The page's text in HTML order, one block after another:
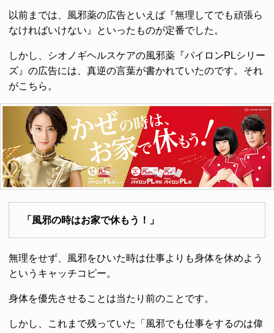
以前までは、風邪薬の広告といえば『無理してでも頑張ら
なければいけない』といったものが定番でした。
しかし、シオノギヘルスケアの風邪薬『パイロンPLシリー
ズ』の広告には、真逆の言葉が書かれていたのです。それ
がこちら。
「風邪の時はお家で休もう！」
無理をせず、風邪をひいた時は仕事よりも身体を休めよう
というキャッチコピー。
身体を優先させることは当たり前のことです。
しかし、これまで残っていた「風邪でも仕事をするのは偉